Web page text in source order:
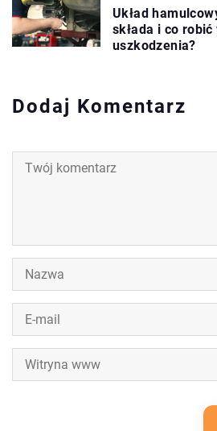
Układ
składa i co
uszkodzenia?
Dodaj Komentarz